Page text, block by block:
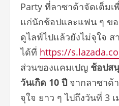
Party ที่ลาซาด้าจัดเต็มเ
แก่นักช้อปและแฟน ๆ ข
ดูไลฟ์ไปแล้วยังไม่จุใจ
ได้ที่ https://
ส่วนของแคมเปญ ช้อปส
วันเกิด 10 ปี จากลาซาด้
จุใจ ยาว ๆ ไปถึงวันที่ 3